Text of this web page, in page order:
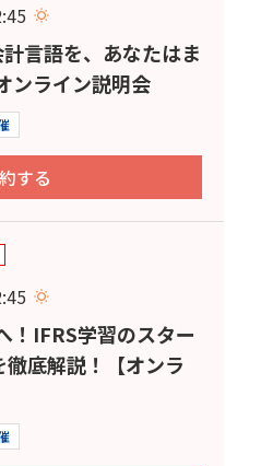
言語を、あなたはま
ンライン説明会
する
！IFRS学習のスター
徹底解説！【オンラ